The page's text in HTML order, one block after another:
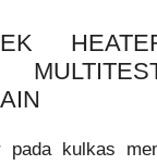
pada kulkas